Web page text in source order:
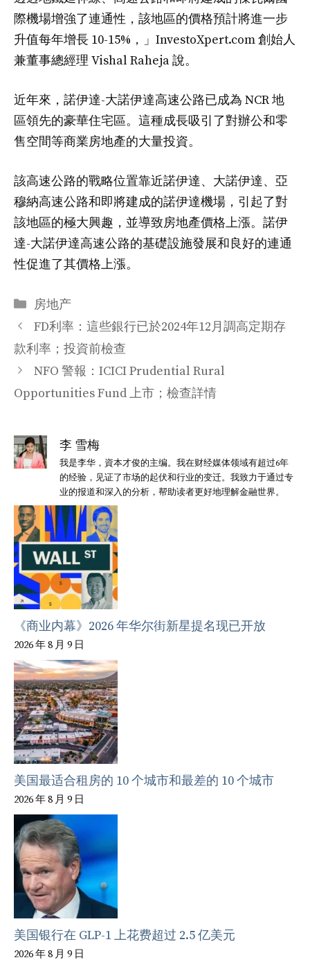
際機場增強了連通性，該地區的價格預計將進一步
升值每年增長 10-15%，」InvestoXpert.com 創始人
兼董事總經理 Vishal Raheja 說。
近年來，諾伊達-大諾伊達高速公路已成為 NCR 地
區領先的豪華住宅區。這種成長吸引了對辦公和零
售空間等商業房地產的大量投資。
該高速公路的戰略位置靠近諾伊達、大諾伊達、亞
穆納高速公路和即將建成的諾伊達機場，引起了對
該地區的極大興趣，並導致房地產價格上漲。諾伊
達-大諾伊達高速公路的基礎設施發展和良好的連通
性促進了其價格上漲。
分
类
房地产
FD利率：這些銀行已於2024年12月調高定期存
款利率；投資前檢查
NFO 警報：ICICI Prudential Rural
Opportunities Fund 上市；檢查詳情
李 雪梅
我是李华，資本才俊的主编。我在财经媒体领域有超过6年
的经验，见证了市场的起伏和行业的变迁。我致力于通过专
业的报道和深入的分析，帮助读者更好地理解金融世界。
《商业内幕》2026 年华尔街新星提名现已开放
2026 年 8 月 9 日
美国最适合租房的 10 个城市和最差的 10 个城市
2026 年 8 月 9 日
美国银行在 GLP-1 上花费超过 2.5 亿美元
2026 年 8 月 9 日